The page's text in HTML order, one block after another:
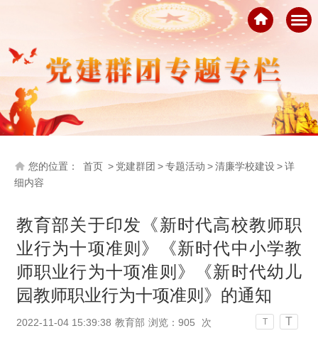
您的位置： 首页 > 党建群团 >专题活动 >清廉学校建设>详
细内容
教育部关于印发《新时代高校教师职
业行为十项准则》《新时代中小学教
师职业行为十项准则》《新时代幼儿
园教师职业行为十项准则》的通知
2022-11-04 15:39:38 教育部 浏览： 905 次 T T